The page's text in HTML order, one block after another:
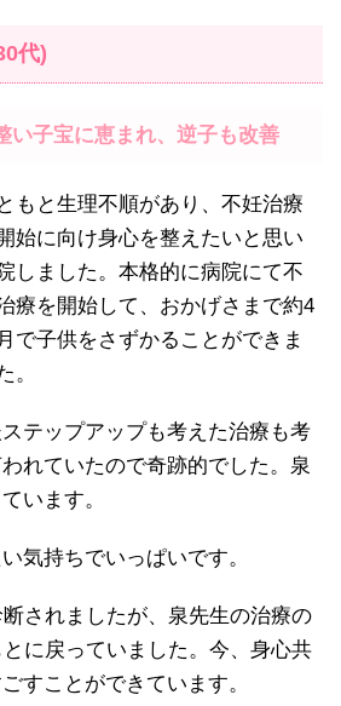
代)
い子宝に恵まれ、逆子も改善
もと生理不順があり、不妊治療
始に向け身心を整えたいと思い
しました。本格的に病院にて不
療を開始して、おかげさまで約4
で子供をさずかることができま
。
テップアップも考えた治療も考
れていたので奇跡的でした。泉
います。
気持ちでいっぱいです。
されましたが、泉先生の治療の
に戻っていました。今、身心共
すことができています。